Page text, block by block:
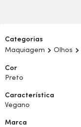
Categorias
Maquiagem
Olhos
Cor
Preto
Característica
Vegano
Marca